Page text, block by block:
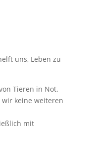
uns, Leben zu
Tieren in Not.
wir keine weiteren
mit